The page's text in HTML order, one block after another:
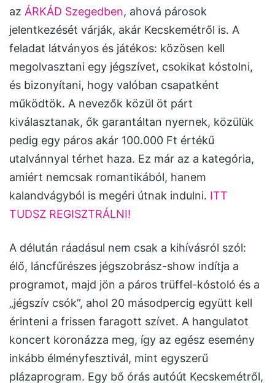
az ÁRKÁD Szegedben, ahová párosok
jelentkezését várják, akár Kecskemétről is. A
feladat látványos és játékos: közösen kell
megolvasztani egy jégszívet, csokikat kóstolni,
és bizonyítani, hogy valóban csapatként
működtök. A nevezők közül öt párt
kiválasztanak, ők garantáltan nyernek, közülük
pedig egy páros akár 100.000 Ft értékű
utalvánnyal térhet haza. Ez már az a kategória,
amiért nemcsak romantikából, hanem
kalandvágyból is megéri útnak indulni. ITT
TUDSZ REGISZTRÁLNI!
A délután ráadásul nem csak a kihívásról szól:
élő, láncfűrészes jégszobrász-show indítja a
programot, majd jön a páros trüffel-kóstoló és a
„jégszív csók”, ahol 20 másodpercig együtt kell
érinteni a frissen faragott szívet. A hangulatot
koncert koronázza meg, így az egész esemény
inkább élményfesztivál, mint egyszerű
plázaprogram. Egy bő órás autóút Kecskemétről,